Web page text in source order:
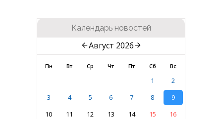
Календарь новостей
Август 2026
Пн Вт Ср Чт Пт Сб Вс
1
2
3
4 5 6 7 8
9
10
11 12 13 14 15
16